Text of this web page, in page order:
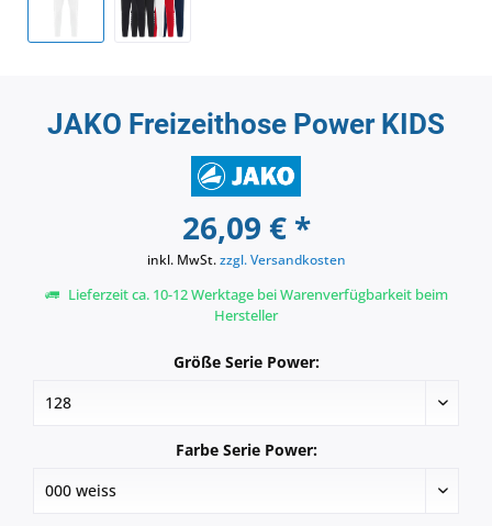
JAKO Freizeithose Power KIDS
26,09 € *
inkl. MwSt.zzgl. Versandkosten
Lieferzeit ca. 10-12 Werktage bei Warenverfügbarkeit beim
Hersteller
Größe Serie Power:
Farbe Serie Power: